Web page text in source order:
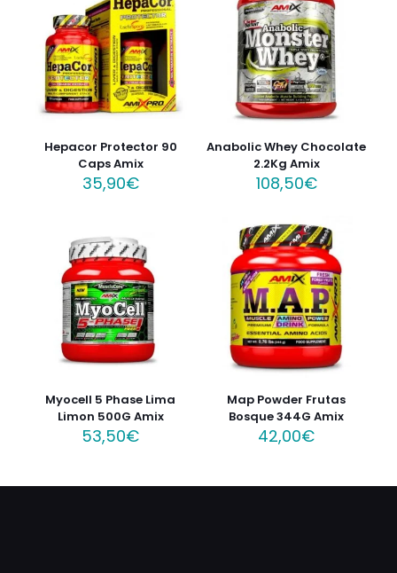
Hepacor Protector 90
Caps Amix
35,90€
Anabolic Whey Chocolate
2.2Kg Amix
108,50€
Myocell 5 Phase Lima
Limon 500G Amix
53,50€
Map Powder Frutas
Bosque 344G Amix
42,00€